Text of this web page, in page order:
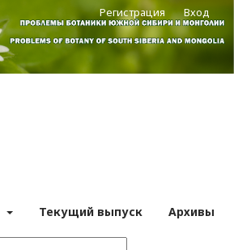
Текущий выпуск Архивы
Регистрация Вход